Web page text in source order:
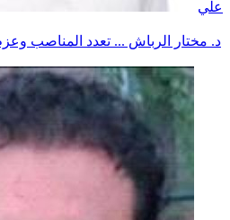
علي
د. مختار الرباش ... تعدد المناصب